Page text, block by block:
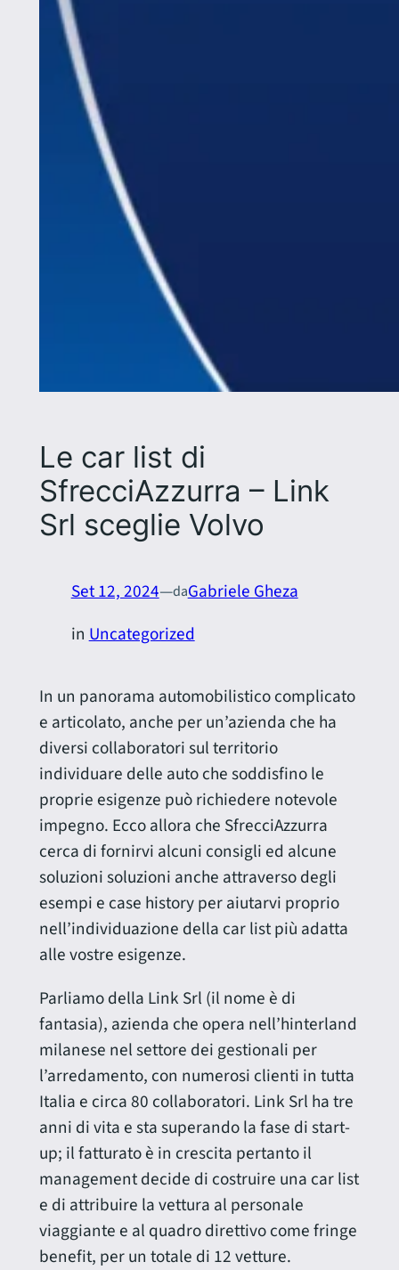
Le car list di
SfrecciAzzurra – Link
Srl sceglie Volvo
Set 12, 2024—daGabriele Gheza
inUncategorized
In un panorama automobilistico complicato
e articolato, anche per un’azienda che ha
diversi collaboratori sul territorio
individuare delle auto che soddisfino le
proprie esigenze può richiedere notevole
impegno. Ecco allora che SfrecciAzzurra
cerca di fornirvi alcuni consigli ed alcune
soluzioni soluzioni anche attraverso degli
esempi e case history per aiutarvi proprio
nell’individuazione della car list più adatta
alle vostre esigenze.
Parliamo della Link Srl (il nome è di
fantasia), azienda che opera nell’hinterland
milanese nel settore dei gestionali per
l’arredamento, con numerosi clienti in tutta
Italia e circa 80 collaboratori. Link Srl ha tre
anni di vita e sta superando la fase di start-
up; il fatturato è in crescita pertanto il
management decide di costruire una car list
e di attribuire la vettura al personale
viaggiante e al quadro direttivo come fringe
benefit, per un totale di 12 vetture.